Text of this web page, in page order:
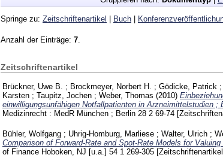
Springe zu: Zeitschriftenartikel Buch
Anzahl der Einträge: 7
Zeitschriftenartikel
Brückner, Uwe B. ; Brockmeyer, Norbert H. ; Gödicke, Patrick ;
Karsten ; Taupitz, Jochen ; Weber, Thomas (2010)
einwilligungsunfähigen Notfallpatienten in Arzneimittelstudien ;
Medizinrecht : MedR München ; Berlin 28 2 69-74
Bühler, Wolfgang ; Uhrig-Homburg, Marliese ; Walter, Ulrich ;
Comparison of Forward-Rate and Spot-Rate Models for Valuing
of Finance Hoboken, NJ [u.a.] 54 1 269-305